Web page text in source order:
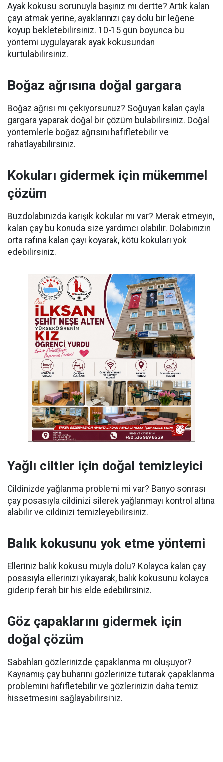
Ayak kokusu sorunuyla başınız mı dertte? Artık kalan
çayı atmak yerine, ayaklarınızı çay dolu bir leğene
koyup bekletebilirsiniz. 10-15 gün boyunca bu
yöntemi uygulayarak ayak kokusundan
kurtulabilirsiniz.
Boğaz ağrısına doğal gargara
Boğaz ağrısı mı çekiyorsunuz? Soğuyan kalan çayla
gargara yaparak doğal bir çözüm bulabilirsiniz. Doğal
yöntemlerle boğaz ağrısını hafifletebilir ve
rahatlayabilirsiniz.
Kokuları gidermek için mükemmel
çözüm
Buzdolabınızda karışık kokular mı var? Merak etmeyin,
kalan çay bu konuda size yardımcı olabilir. Dolabınızın
orta rafına kalan çayı koyarak, kötü kokuları yok
edebilirsiniz.
Yağlı ciltler için doğal temizleyici
Cildinizde yağlanma problemi mi var? Banyo sonrası
çay posasıyla cildinizi silerek yağlanmayı kontrol altına
alabilir ve cildinizi temizleyebilirsiniz.
Balık kokusunu yok etme yöntemi
Elleriniz balık kokusu muyla dolu? Kolayca kalan çay
posasıyla ellerinizi yıkayarak, balık kokusunu kolayca
giderip ferah bir his elde edebilirsiniz.
Göz çapaklarını gidermek için
doğal çözüm
Sabahları gözlerinizde çapaklanma mı oluşuyor?
Kaynamış çay buharını gözlerinize tutarak çapaklanma
problemini hafifletebilir ve gözlerinizin daha temiz
hissetmesini sağlayabilirsiniz.